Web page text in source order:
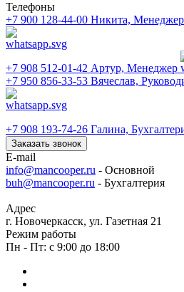
Телефоны
+7 900 128-44-00 Никита, Менеджер
+7 908 512-01-42 Артур, Менеджер
+7 950 856-33-53 Вячеслав,
+7 908 193-74-26 Галина,
Заказать звонок
E-mail
info@mancooper.ru - Основной
buh@mancooper.ru - Бухгалтерия
Адрес
г. Новочеркасск, ул. Газетная 21
Режим работы
Пн - Пт: с 9:00 до 18:00